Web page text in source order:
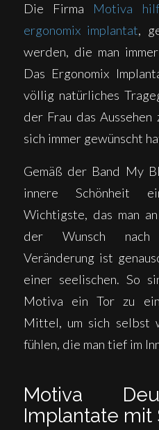
Die Firma Motiva
ergonomix implantat,
werden, die man
Das Ergonomix
völlig natürliches
der Frau das Aussehen
sich immer gewünscht
Gemäß der Band My
innere Schönheit
Wichtigste, das man
der Wunsch nach
Veränderung ist
einer seelischen. So
Motiva ein Tor zu
Mittel, um sich selbst
fühlen, die man tief im
Motiva
Implantate mit